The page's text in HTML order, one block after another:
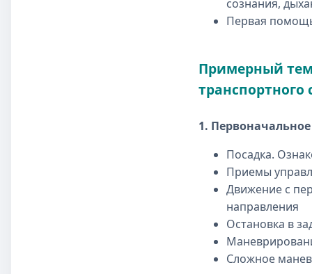
сознания,
Первая
Примерный
транспортного
1.
Посадка.
Приемы
Движение с
направления
Остановка в
Сложное